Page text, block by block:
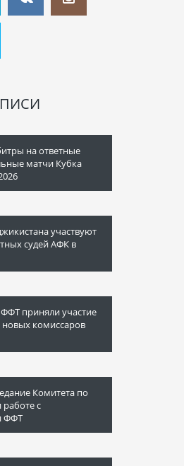
на ответные
матчи Кубка
участвуют
судей АФК в
приняли участие
новых комиссаров
Комитета по
работе с
ФФТ